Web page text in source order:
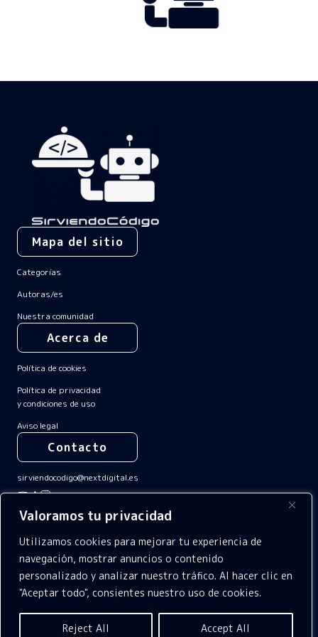
Valoramos tu privacidad
Utilizamos cookies para mejorar tu experiencia de
navegación, mostrar anuncios o contenido
personalizado y analizar nuestro tráfico. Al hacer clic en
"Aceptar todo", consientes nuestro uso de cookies.
Reject All Accept All
Mapa del sitio
Categorías
Autoras/es
Nuestra comunidad
Acerca de
Política de cookies
Política de privacidad
y condiciones de uso
Aviso legal
Contacto
sirviendocodigo@nextdigital.es
Todos los derechos reservados
NextDigital